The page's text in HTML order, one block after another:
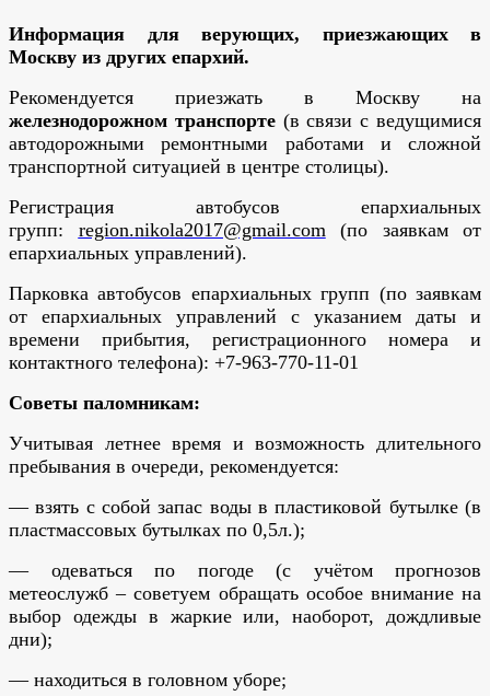
Информация для верующих, приезжающих в
Москву из других епархий.
Рекомендуется приезжать в Москву на
железнодорожном транспорте (в связи с ведущимися
автодорожными ремонтными работами и сложной
транспортной ситуацией в центре столицы).
Регистрация автобусов епархиальных
групп:
region.nikola2017@gmail.com(по заявкам от
епархиальных управлений).
Парковка автобусов епархиальных групп (по заявкам
от епархиальных управлений с указанием даты и
времени прибытия, регистрационного номера и
контактного телефона): +7-963-770-11-01
Советы паломникам:
Учитывая летнее время и возможность длительного
пребывания в очереди, рекомендуется:
— взять с собой запас воды в пластиковой бутылке (в
пластмассовых бутылках по 0,5л.);
— одеваться по погоде (с учётом прогнозов
метеослужб – советуем обращать особое внимание на
выбор одежды в жаркие или, наоборот, дождливые
дни);
— находиться в головном уборе;